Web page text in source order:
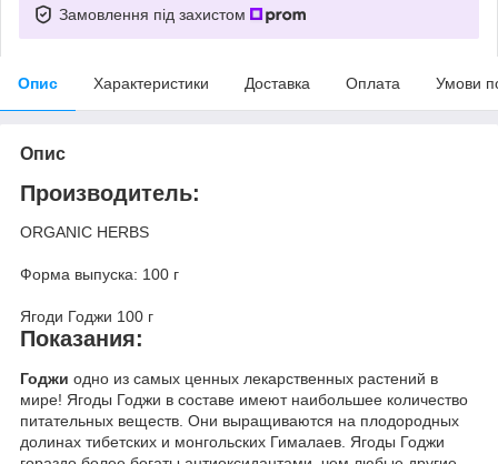
Замовлення під захистом
Опис Характеристики Доставка Оплата Умови
Опис
Производитель:
ORGANIC HERBS
Форма выпуска: 100 г
Ягоди Годжи 100 г
Показания:
Годжи одно из самых ценных лекарственных растений в
мире! Ягоды Годжи в составе имеют наибольшее количество
питательных веществ. Они выращиваются на плодородных
долинах тибетских и монгольских Гималаев. Ягоды Годжи